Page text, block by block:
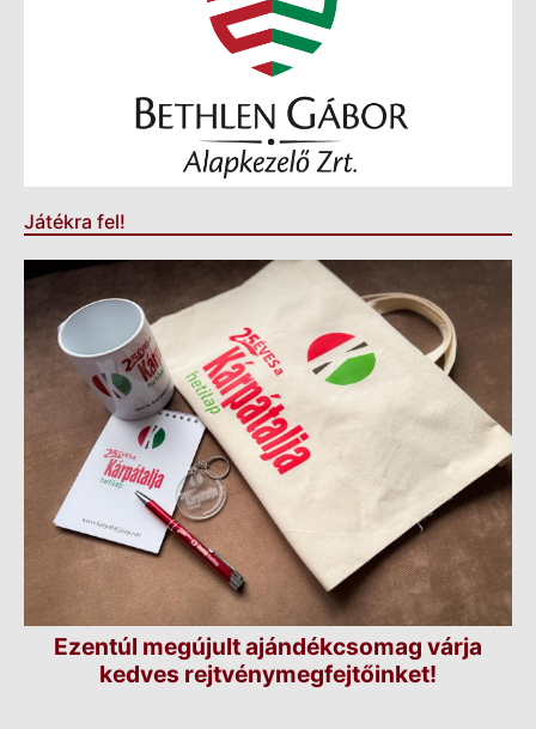
Játékra fel!
Ezentúl megújult ajándékcsomag várja
kedves rejtvénymegfejtőinket!